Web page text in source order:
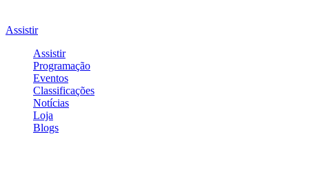
Assistir
Assistir
Programação
Eventos
Classificações
Notícias
Loja
Blogs